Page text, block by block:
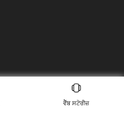
ਵੈੱਬ ਸਟੋਰੀਜ਼